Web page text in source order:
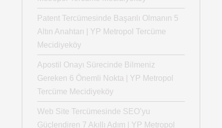
Patent Tercümesinde Başarılı Olmanın 5
Altın Anahtarı | YP Metropol Tercüme
Mecidiyeköy
Apostil Onayı Sürecinde Bilmeniz
Gereken 6 Önemli Nokta | YP Metropol
Tercüme Mecidiyeköy
Web Site Tercümesinde SEO’yu
Güçlendiren 7 Akıllı Adım | YP Metropol